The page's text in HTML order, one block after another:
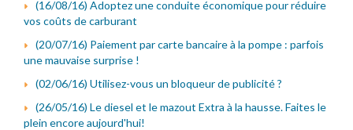
(16/08/16) Adoptez une conduite économique pour réduire
vos coûts de carburant
(20/07/16) Paiement par carte bancaire à la pompe : parfois
une mauvaise surprise !
(02/06/16) Utilisez-vous un bloqueur de publicité ?
(26/05/16) Le diesel et le mazout Extra à la hausse. Faites le
plein encore aujourd'hui!